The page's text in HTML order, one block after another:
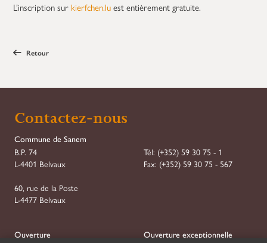
L’inscription sur kierfchen.luest entièrement gratuite.
Retour
Contactez-nous
Commune de Sanem
B.P. 74
L-4401 Belvaux
60, rue de la Poste
L-4477 Belvaux
Tél: (+352) 59 30 75 - 1
Fax: (+352) 59 30 75 - 567
Ouverture
Ouverture exceptionnelle